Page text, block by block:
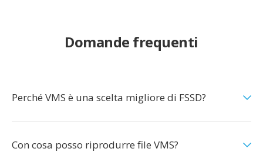
Domande frequenti
Perché VMS è una scelta migliore di FSSD?
Con cosa posso riprodurre file VMS?